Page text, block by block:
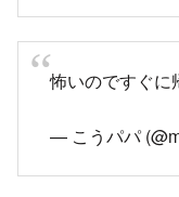
— こうパパ